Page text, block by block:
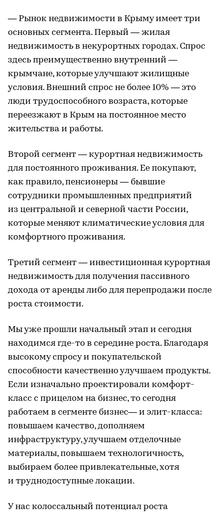
— Рынок недвижимости в Крыму имеет три
основных сегмента. Первый — жилая
недвижимость в некурортных городах. Спрос
здесь преимущественно внутренний —
крымчане, которые улучшают жилищные
условия. Внешний спрос не более 10% — это
люди трудоспособного возраста, которые
переезжают в Крым на постоянное место
жительства и работы.
Второй сегмент — курортная недвижимость
для постоянного проживания. Ее покупают,
как правило, пенсионеры — бывшие
сотрудники промышленных предприятий
из центральной и северной части России,
которые меняют климатические условия для
комфортного проживания.
Третий сегмент — инвестиционная курортная
недвижимость для получения пассивного
дохода от аренды либо для перепродажи после
роста стоимости.
Мы уже прошли начальный этап и сегодня
находимся где-то в середине роста. Благодаря
высокому спросу и покупательской
способности качественно улучшаем продукты.
Если изначально проектировали комфорт-
класс с прицелом на бизнес, то сегодня
работаем в сегменте бизнес— и элит-класса:
повышаем качество, дополняем
инфраструктуру, улучшаем отделочные
материалы, повышаем технологичность,
выбираем более привлекательные, хотя
и труднодоступные локации.
У нас колоссальный потенциал роста